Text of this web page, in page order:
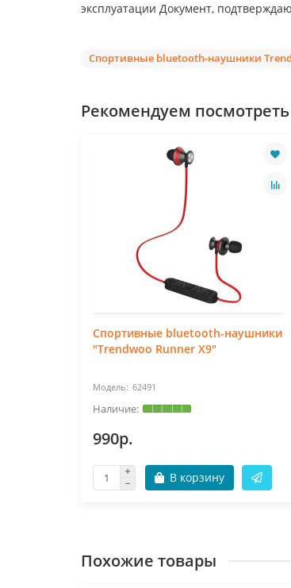
эксплуатации Документ,
Спортивные bluetooth-наушники
Рекомендуем посмотреть
Спортивные bluetooth-наушники
"Trendwoo Runner X9"
62491
990р.
В корзину
Похожие товары